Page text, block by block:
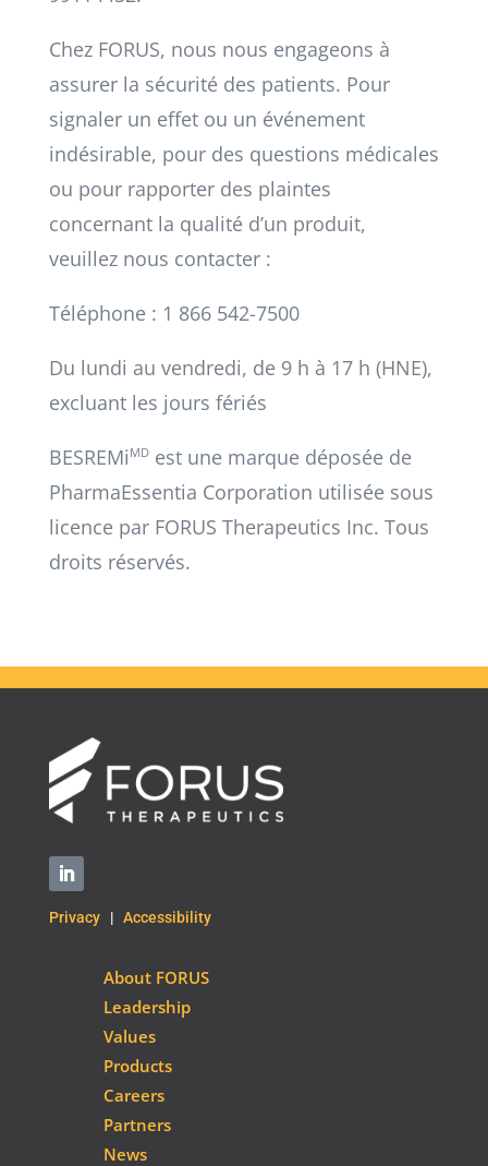
Chez FORUS, nous nous engageons à
assurer la sécurité des patients. Pour
signaler un effet ou un événement
indésirable, pour des questions médicales
ou pour rapporter des plaintes
concernant la qualité d’un produit,
veuillez nous contacter :
Téléphone : 1 866 542-7500
Du lundi au vendredi, de 9 h à 17 h (HNE),
excluant les jours fériés
BESREMi MDest une marque déposée de
PharmaEssentia Corporation utilisée sous
licence par FORUS Therapeutics Inc. Tous
droits réservés.
Privacy| Accessibility
About FORUS
Leadership
Values
Products
Careers
Partners
News